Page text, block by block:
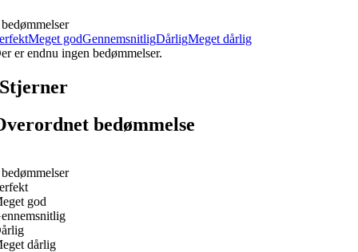
Meget godGennemsnitligDårligMeget dårlig
er endnu ingen bedømmelser.
Stjerner
bedømmelse
god
dårlig